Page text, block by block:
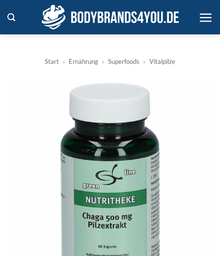
Inhalt
springen
Start » Ernährung » Superfoods » Vitalpilze